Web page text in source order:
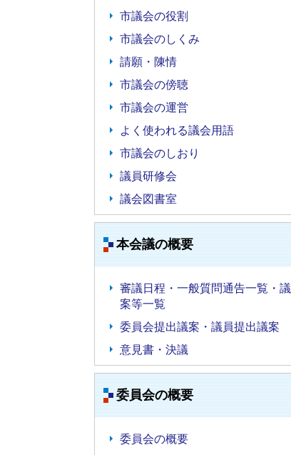
市議会の役割
市議会のしくみ
請願・陳情
市議会の傍聴
市議会の運営
よく使われる議会用語
市議会のしおり
議員研修会
議会図書室
本会議の概要
審議日程・一般質問通告一覧・議
案等一覧
委員会提出議案・議員提出議案
意見書・決議
委員会の概要
委員会の概要